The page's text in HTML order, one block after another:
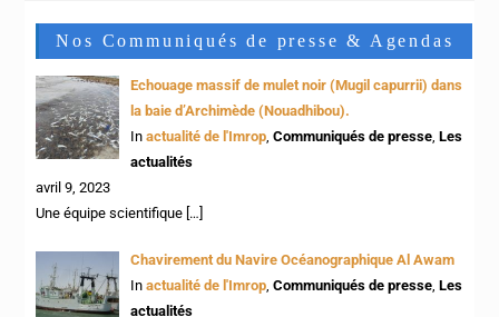
Nos Communiqués de presse & Agendas
Echouage massif de mulet noir (Mugil capurrii) dans
la baie d’Archimède (Nouadhibou).
Inactualité de l'Imrop ,Communiqués de presse ,Les
actualités
avril 9, 2023
Une équipe scientifique […]
Chavirement du Navire Océanographique Al Awam
Inactualité de l'Imrop,Communiqués de presse,Les
actualités